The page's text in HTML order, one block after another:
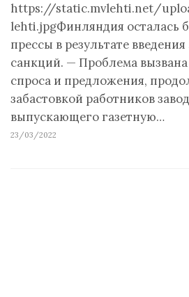
https://static.mvlehti.net/
lehti.jpgФинляндия осталась
прессы в результате
санкций. — Проблема
спроса и предложения,
забастовкой работников
выпускающего газетную…
23/03/2022